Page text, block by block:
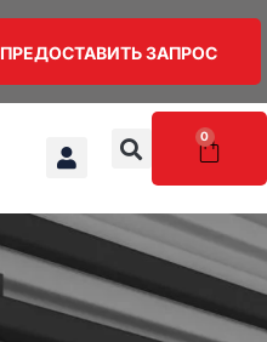
ПРЕДОСТАВИТЬ ЗАПРОС
0